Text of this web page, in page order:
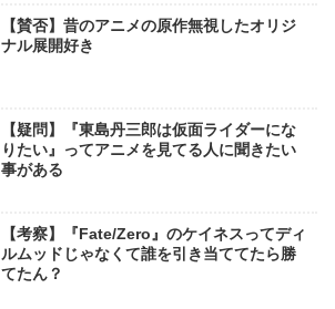
【賛否】昔のアニメの原作無視したオリジ
ナル展開好き
【疑問】『東島丹三郎は仮面ライダーにな
りたい』ってアニメを見てる人に聞きたい
事がある
【考察】『Fate/Zero』のケイネスってディ
ルムッドじゃなくて誰を引き当ててたら勝
てたん？